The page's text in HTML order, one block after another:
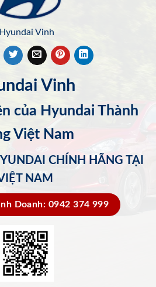
Hyundai Vinh
Vinh
của Hyundai Thành
Việt Nam
CHÍNH HÃNG TẠI
NAM
Doanh: 0942 374 999